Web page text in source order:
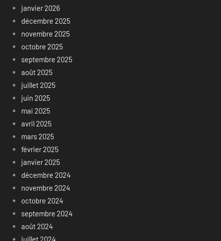
janvier 2026
décembre 2025
novembre 2025
octobre 2025
septembre 2025
août 2025
juillet 2025
juin 2025
mai 2025
avril 2025
mars 2025
février 2025
janvier 2025
décembre 2024
novembre 2024
octobre 2024
septembre 2024
août 2024
juillet 2024